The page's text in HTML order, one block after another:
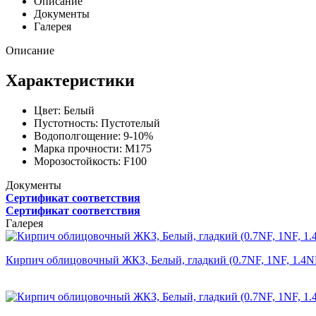
Документы
Галерея
Описание
Характеристики
Цвет: Белый
Пустотность: Пустотелый
Водополгощение: 9-10%
Марка прочности: М175
Морозостойкость: F100
Документы
Сертификат соответствия
Сертификат соответствия
Галерея
Кирпич облицовочный ЖКЗ, Белый, гладкий (0.7NF, 1NF,